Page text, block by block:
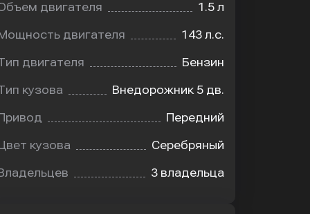
двигателя 1.5 л
двигателя 143 л.с.
двигателя Бензин
кузова Внедорожник 5 дв.
Передний
кузова Серебряный
3 владельца